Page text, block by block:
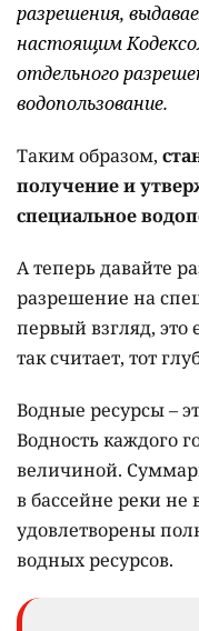
разрешения,
настоящим
отдельного
водопользование.
Таким образом,
получение и
специальное
А теперь давайте
разрешение на
первый взгляд, это
так считает, тот
Водные ресурсы –
Водность каждого
величиной.
в бассейне реки не
удовлетворены
водных ресурсов.